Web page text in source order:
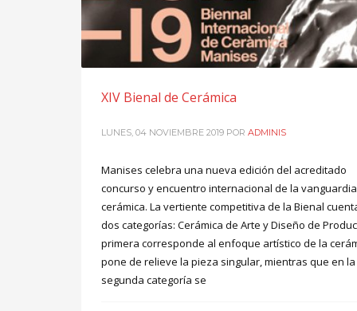
XIV Bienal de Cerámica
LUNES, 04 NOVIEMBRE 2019 POR ADMINIS
Manises celebra una nueva edición del acreditado
concurso y encuentro internacional de la vanguardia
cerámica. La vertiente competitiva de la Bienal
dos categorías: Cerámica de Arte y Diseño de
primera corresponde al enfoque artístico de la
pone de relieve la pieza singular, mientras que en la
segunda categoría se